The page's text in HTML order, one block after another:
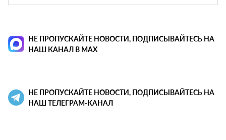
НЕ ПРОПУСКАЙТЕ НОВОСТИ, ПОДПИСЫВАЙТЕСЬ НА
НАШ КАНАЛ В MAX
НЕ ПРОПУСКАЙТЕ НОВОСТИ, ПОДПИСЫВАЙТЕСЬ НА
НАШ ТЕЛЕГРАМ-КАНАЛ